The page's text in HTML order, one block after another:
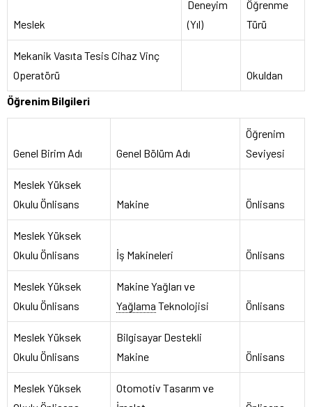
Meslek
Deneyim
(Yıl)
Öğrenme
Türü
Mekanik Vasıta Tesis Cihaz Vinç
Operatörü
Okuldan
Öğrenim Bilgileri
Genel Birim Adı Genel Bölüm Adı
Öğrenim
Seviyesi
Meslek Yüksek
Okulu Önlisans
Makine Önlisans
Meslek Yüksek
Okulu Önlisans
İş Makineleri Önlisans
Meslek Yüksek
Okulu Önlisans
Makine Yağları ve
Yağlama Teknolojisi Önlisans
Meslek Yüksek
Okulu Önlisans
Bilgisayar Destekli
Makine
Önlisans
Meslek Yüksek
Otomotiv Tasarım ve